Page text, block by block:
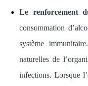
Le renforcement
consommation
système
naturelles de
infections. Lorsque